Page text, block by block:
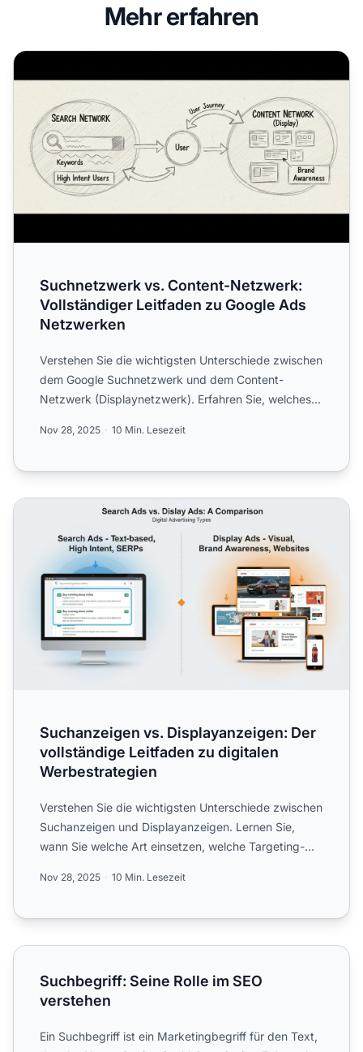
Mehr erfahren
Suchnetzwerk vs. Content-Netzwerk: Vollständiger
Suchnetzwerk vs. Content-Netzwerk:
Vollständiger Leitfaden zu Google Ads
Netzwerken
Verstehen Sie die wichtigsten Unterschiede zwischen
dem Google Suchnetzwerk und dem Content-
Netzwerk (Displaynetzwerk). Erfahren Sie, welches
Nov 28, 2025 10 Min. Lesezeit
Suchanzeigen vs. Displayanzeigen: Der vollständige
Suchanzeigen vs. Displayanzeigen: Der
vollständige Leitfaden zu digitalen
Werbestrategien
Verstehen Sie die wichtigsten Unterschiede zwischen
Suchanzeigen und Displayanzeigen. Lernen Sie,
wann Sie welche Art einsetzen, welche Targeting-
Nov 28, 2025 10 Min. Lesezeit
Suchbegriff: Seine Rolle im SEO verstehen
Suchbegriff: Seine Rolle im SEO
verstehen
Ein Suchbegriff ist ein Marketingbegriff für den Text,